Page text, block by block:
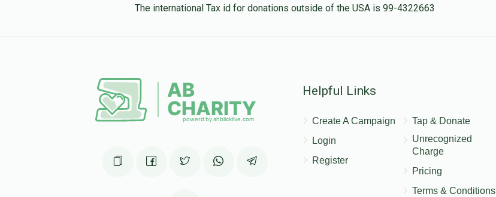
The international Tax id for donations outside of the USA is 99-4322663
Helpful Links
Create A Campaign
Login
Register
Tap & Donate
Unrecognized
Charge
Pricing
Terms & Conditions